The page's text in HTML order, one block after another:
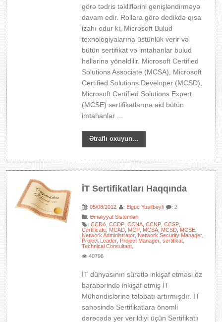
görə tədris təkliflərini genişləndirməyə
davam edir. Rollara görə dedikdə qısa
izahı odur ki, Microsoft Bulud
texnologiyalarına üstünlük verir və
bütün sertifikat və imtahanlar bulud
həllərinə yönəldilir. Microsoft Certified
Solutions Associate (MCSA), Microsoft
Certified Solutions Developer (MCSD),
Microsoft Certified Solutions Expert
(MCSE) sertifikatlarına aid bütün
imtahanlar ...
Ətraflı oxuyun...
İT Sertifikatları Haqqında
:05/08/2012 : Elgüc Yusifbəyli : 2
:Əməliyyat Sistemləri
:CCDA ,CCDP ,CCNA ,CCNP ,CCSP
Certificate MCAD MCP MCSA MCSD MCSE
Network Administrator Network Security Manager
Project Leader Project Manager ,sertifikat
Technical Consultant
40796
İT dünyasının sürətlə inkişaf etməsi öz
bərabərində inkişaf etmiş İT
Mühəndislərinə tələbatı artırmışdır. İT
sahəsində Sertifikatlara önəmli
dərəcədə yer verildiyi üçün Sertifikatlı